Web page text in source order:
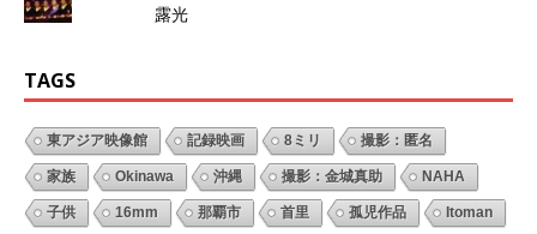
露光
TAGS
東アジア映像館 記録映画 8ミリ 撮影：匿名
家族 Okinawa 沖縄 撮影：金城真助 NAHA
子供 16mm 那覇市 首里 孤児作品 Itoman